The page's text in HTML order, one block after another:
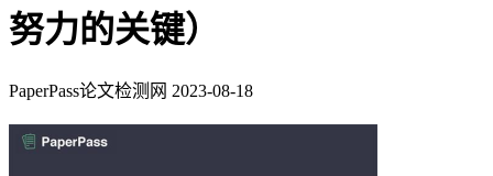
努力的关键）
PaperPass论文检测网 2023-08-18